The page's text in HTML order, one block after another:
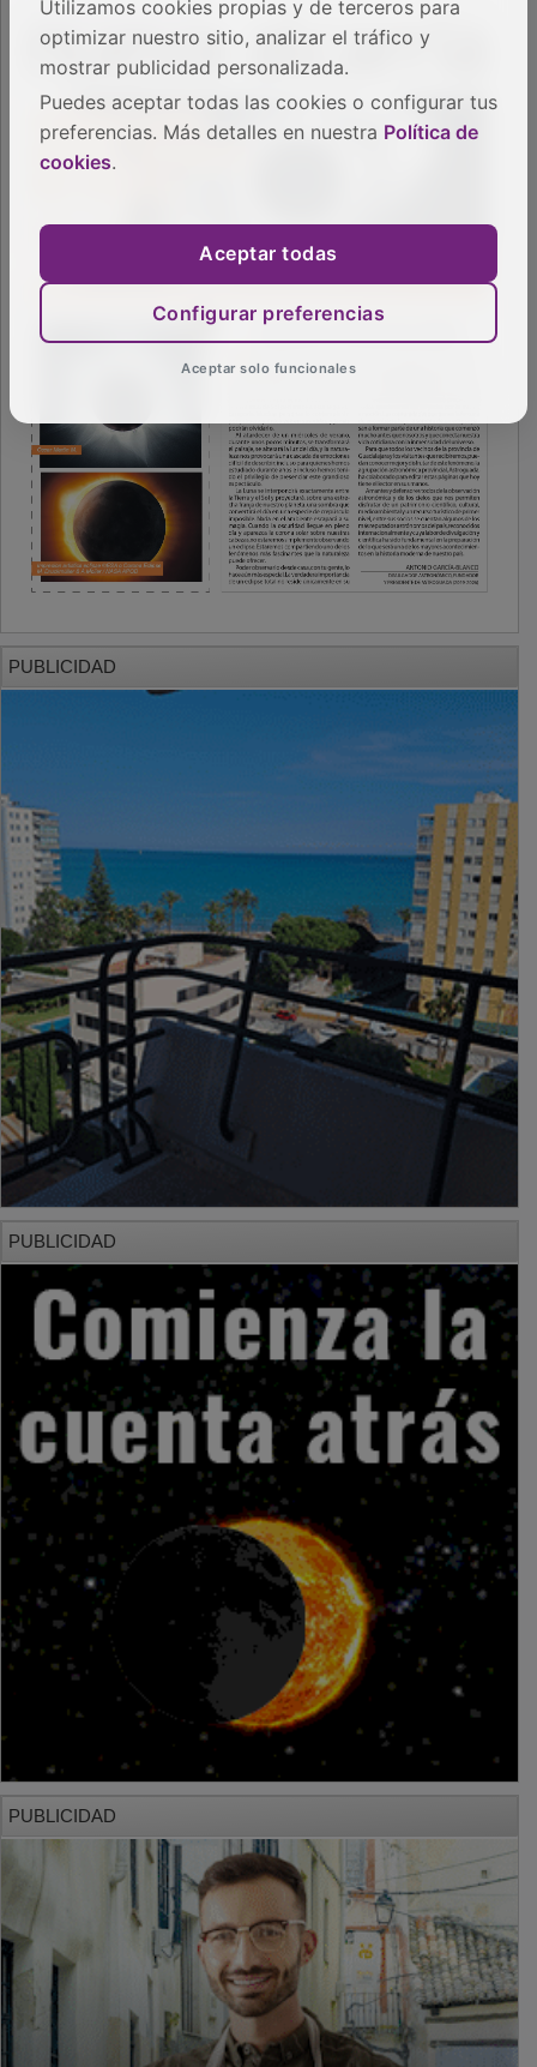
PUBLICIDAD
PUBLICIDAD
PUBLICIDAD
Utilizamos cookies propias y de terceros para
optimizar nuestro sitio, analizar el tráfico y
mostrar publicidad personalizada.
Puedes aceptar todas las cookies o configurar tus
preferencias. Más detalles en nuestra Política de
cookies.
Aceptar todas
Configurar preferencias
Aceptar solo funcionales